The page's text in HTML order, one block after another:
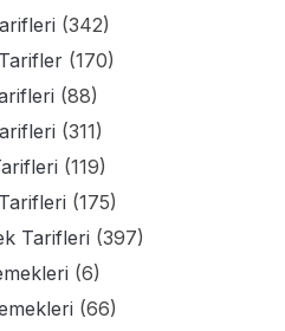
(342)
(170)
(88)
(311)
(119)
(175)
Tarifleri (397)
(6)
(66)